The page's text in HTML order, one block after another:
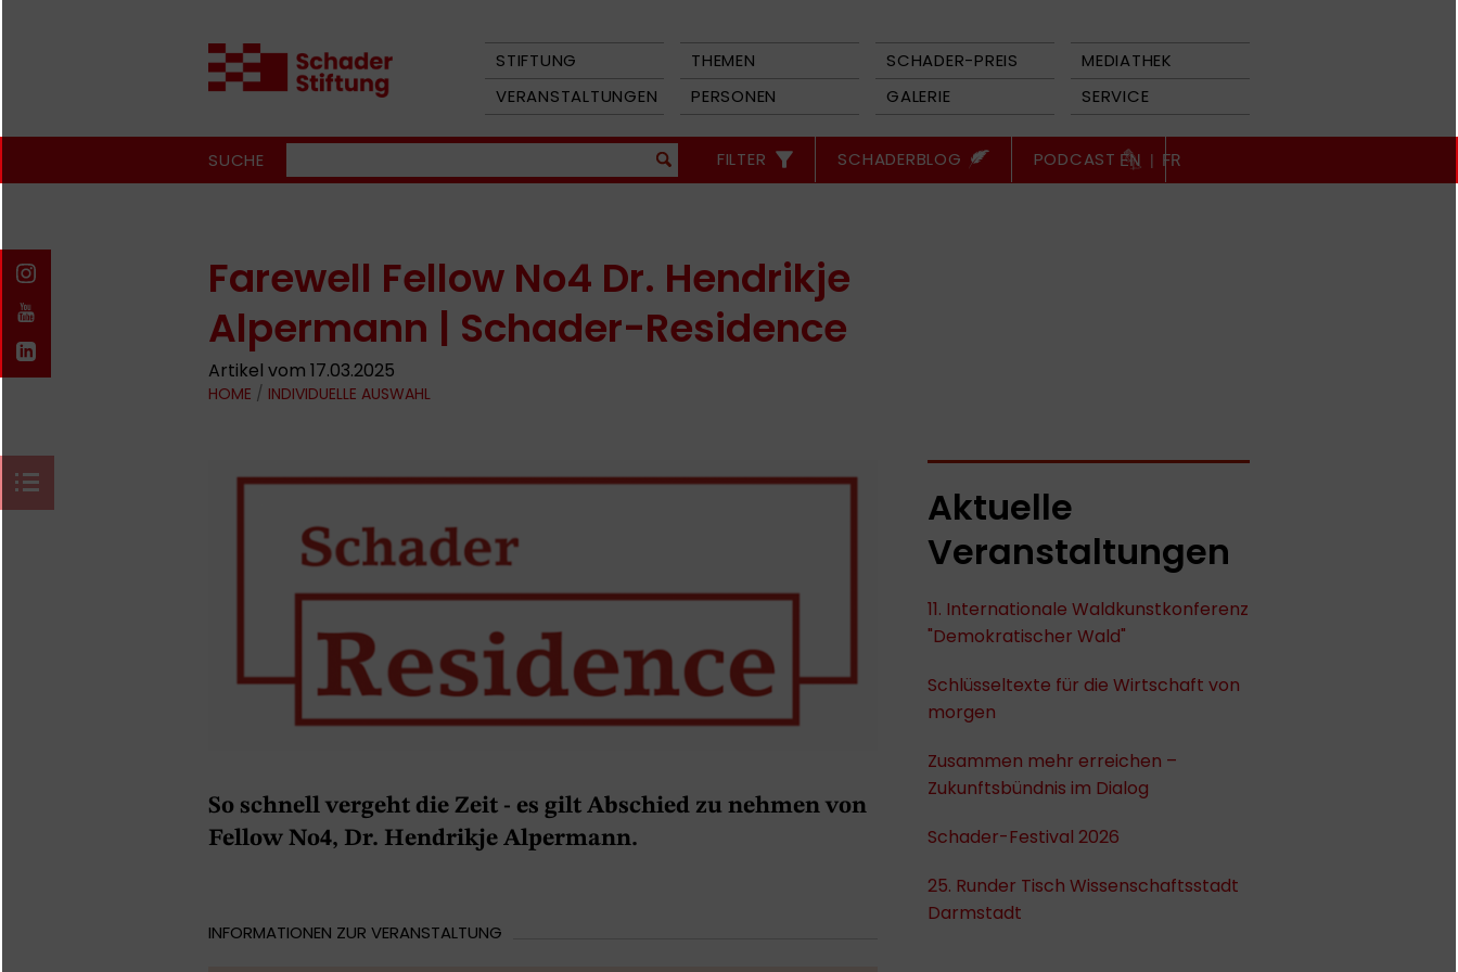
STIFTUNG THEMEN SCHADER-PREIS
MEDIATHEK
VERANSTALTUNGEN
PERSONEN GALERIE SERVICE
SUCHE FILTER SCHADERBLOG PODCAST EN | FR
Farewell Fellow No4 Dr. Hendrikje
Alpermann | Schader-Residence
Artikel vom 17.03.2025
HOME / INDIVIDUELLE AUSWAHL
So schnell vergeht die Zeit - es gilt Abschied zu nehmen von
Fellow No4, Dr. Hendrikje Alpermann.
INFORMATIONEN ZUR VERANSTALTUNG
Aktuelle
Veranstaltungen
11. Internationale Waldkunstkonferenz
"Demokratischer Wald"
Schlüsseltexte für die Wirtschaft von
morgen
Zusammen mehr erreichen –
Zukunftsbündnis im Dialog
Schader-Festival 2026
25. Runder Tisch Wissenschaftsstadt
Darmstadt